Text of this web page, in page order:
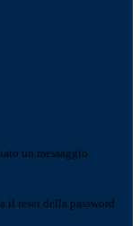
un messaggio
il reset della password